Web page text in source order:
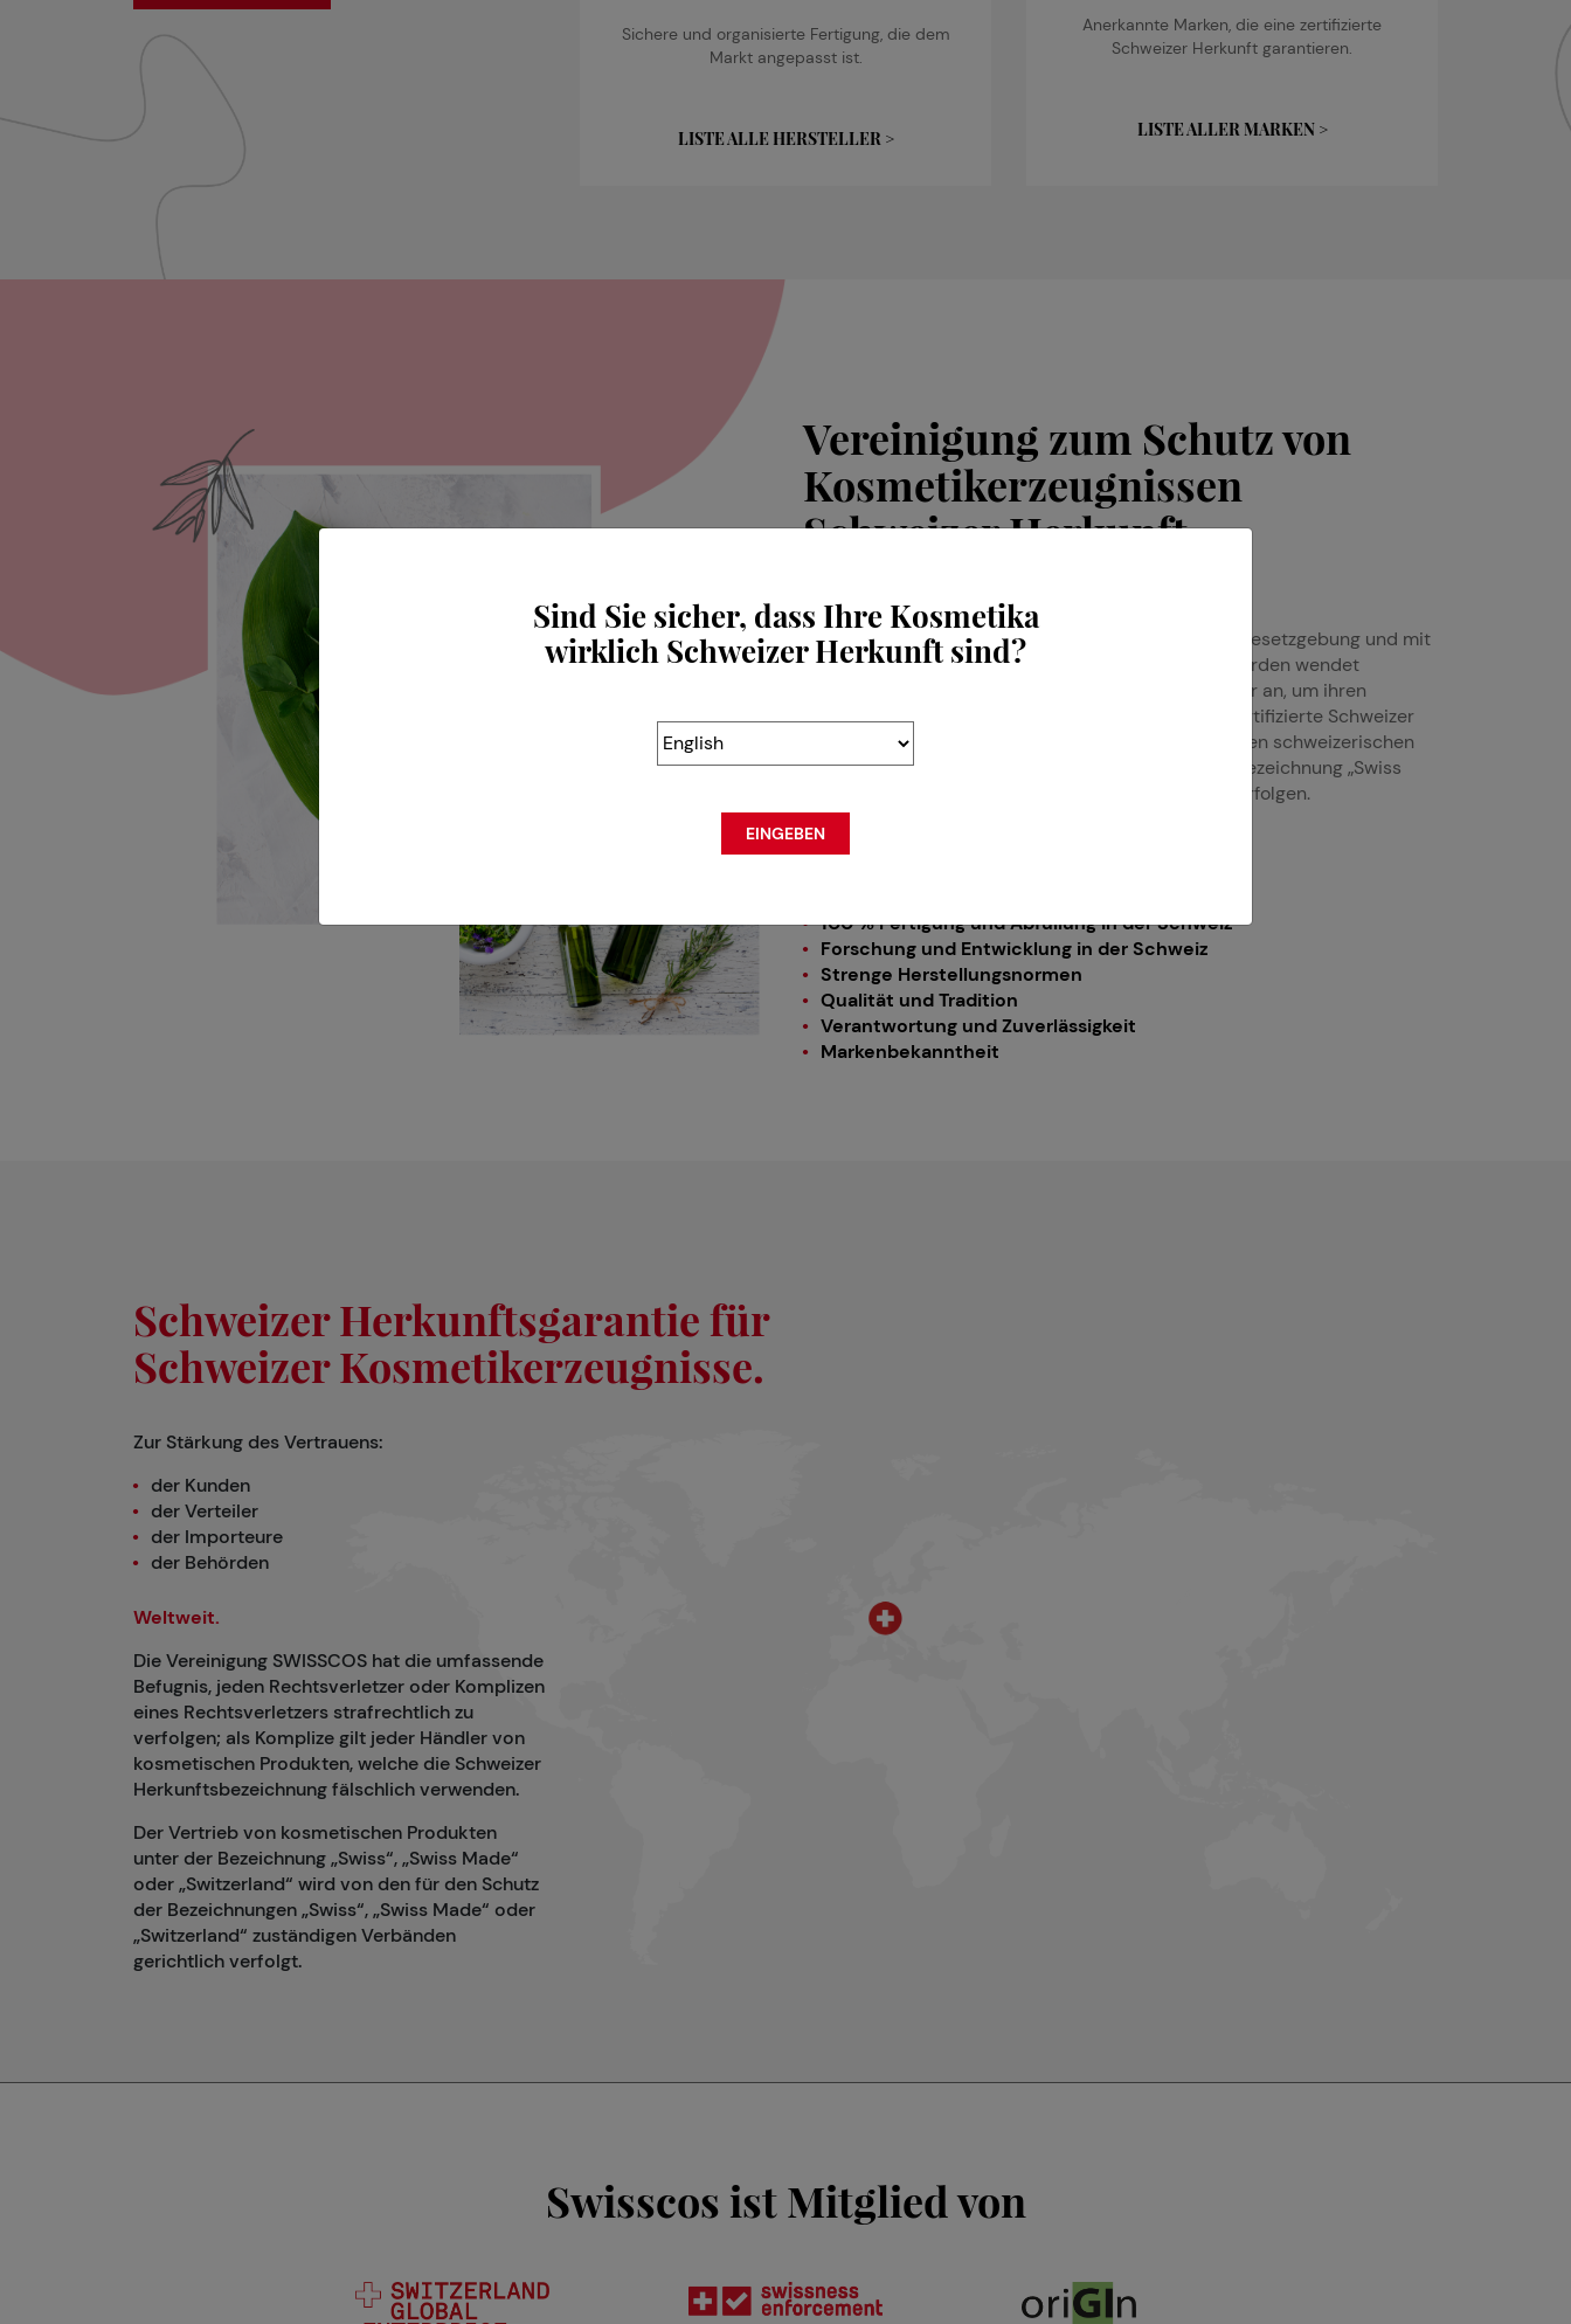
Sichere und organisierte Fertigung, die dem
Markt angepasst ist.
LISTE ALLE HERSTELLER >
Anerkannte Marken, die eine zertifizierte
Schweizer Herkunft garantieren.
LISTE ALLER MARKEN >
Vereinigung zum Schutz von
Kosmetikerzeugnissen
Schweizer Herkunft
Auf der Grundlage der geltenden schweizerischen Gesetzgebung und mit
der Unterstützung der schweizerischen Bundesbehörden wendet
SWISSCOS die strengsten Regeln für seine Mitglieder an, um ihren
internationalen Partnern sowie ihren Kunden eine zertifizierte Schweizer
Herkunft zu garantieren. SWISSCOS kooperiert mit den schweizerischen
Bundesbehörden, um jedes Unternehmen, das die Bezeichnung „Swiss
Made“ auf seinen Produkten illegal verwendet, zu verfolgen.
SWISSCOS bedeutet:
100 % Fertigung und Abfüllung in der Schweiz
Forschung und Entwicklung in der Schweiz
Strenge Herstellungsnormen
Qualität und Tradition
Verantwortung und Zuverlässigkeit
Markenbekanntheit
Schweizer Herkunftsgarantie für
Schweizer Kosmetikerzeugnisse.
Zur Stärkung des Vertrauens:
der Kunden
der Verteiler
der Importeure
der Behörden
Weltweit.
Die Vereinigung SWISSCOS hat die umfassende
Befugnis, jeden Rechtsverletzer oder Komplizen
eines Rechtsverletzers strafrechtlich zu
verfolgen; als Komplize gilt jeder Händler von
kosmetischen Produkten, welche die Schweizer
Herkunftsbezeichnung fälschlich verwenden.
Der Vertrieb von kosmetischen Produkten
unter der Bezeichnung „Swiss“, „Swiss Made“
oder „Switzerland“ wird von den für den Schutz
der Bezeichnungen „Swiss“, „Swiss Made“ oder
„Switzerland“ zuständigen Verbänden
gerichtlich verfolgt.
Swisscos ist Mitglied von
Sind Sie sicher, dass Ihre Kosmetika
wirklich Schweizer Herkunft sind?
EINGEBEN